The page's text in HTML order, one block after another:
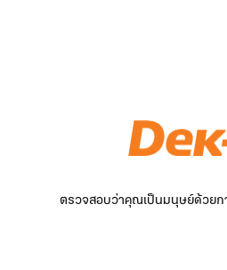
ตรวจสอบว่าคุณเป็นมนุษย์ด้วยก